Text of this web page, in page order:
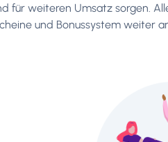
für weiteren Umsatz sorgen.
und Bonussystem weiter